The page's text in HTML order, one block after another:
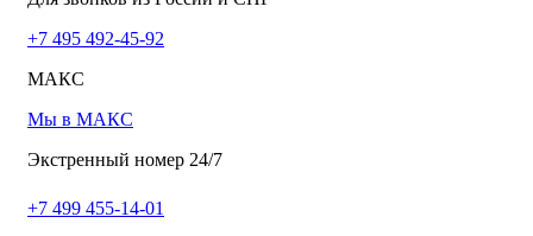
+7 495 492-45-92
МАКС
Мы в МАКС
Экстренный номер 24/7
+7 499 455-14-01